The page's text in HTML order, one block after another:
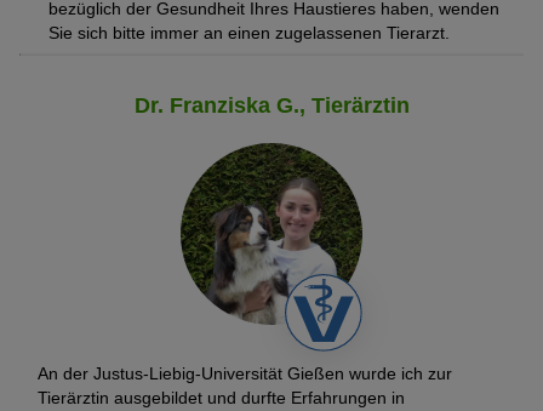
bezüglich der Gesundheit Ihres Haustieres haben, wenden
Sie sich bitte immer an einen zugelassenen Tierarzt.
Dr. Franziska G., Tierärztin
An der Justus-Liebig-Universität Gießen wurde ich zur
Tierärztin ausgebildet und durfte Erfahrungen in